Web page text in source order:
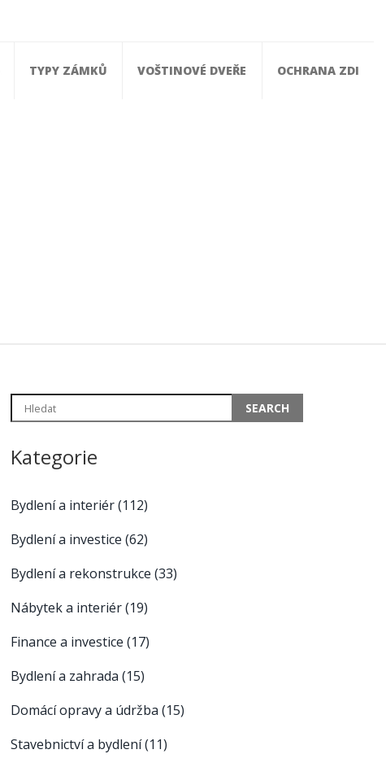
TYPY ZÁMKŮ VOŠTINOVÉ DVEŘE OCHRANA ZDI
Kategorie
Bydlení a interiér(112)
Bydlení a investice (62)
Bydlení a rekonstrukce (33)
Nábytek a interiér(19)
Finance a investice (17)
Bydlení a zahrada (15)
Domácí opravy a údržba (15)
Stavebnictví a bydlení(11)